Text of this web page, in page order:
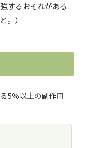
するおそれがある
。）
5％以上の副作用